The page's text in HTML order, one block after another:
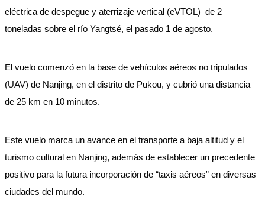
eléctrica de despegue y aterrizaje vertical (eVTOL) de 2
toneladas sobre el río Yangtsé, el pasado 1 de agosto.
El vuelo comenzó en la base de vehículos aéreos no tripulados
(UAV) de Nanjing, en el distrito de Pukou, y cubrió una distancia
de 25 km en 10 minutos.
Este vuelo marca un avance en el transporte a baja altitud y el
turismo cultural en Nanjing, además de establecer un precedente
positivo para la futura incorporación de “taxis aéreos” en diversas
ciudades del mundo.